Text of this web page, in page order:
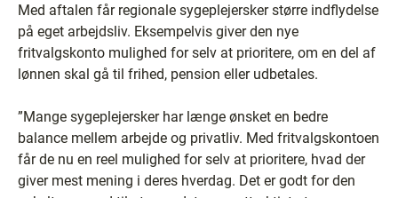
Med aftalen får regionale sygeplejersker større indflydelse
på eget arbejdsliv. Eksempelvis giver den nye
fritvalgskonto mulighed for selv at prioritere, om en del af
lønnen skal gå til frihed, pension eller udbetales.
”Mange sygeplejersker har længe ønsket en bedre
balance mellem arbejde og privatliv. Med fritvalgskontoen
får de nu en reel mulighed for selv at prioritere, hvad der
giver mest mening i deres hverdag. Det er godt for den